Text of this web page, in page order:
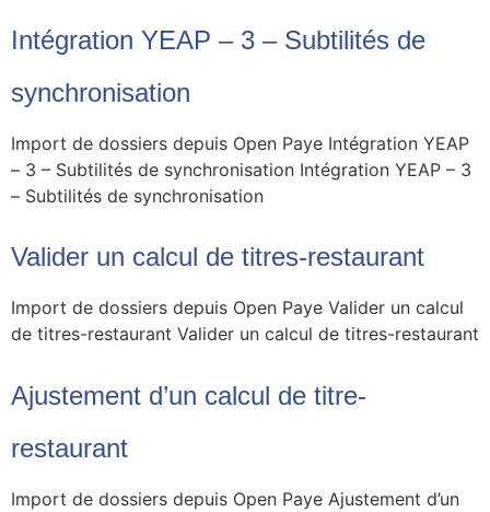
Intégration YEAP – 3 – Subtilités de
synchronisation
Import de dossiers depuis Open Paye Intégration YEAP
– 3 – Subtilités de synchronisation Intégration YEAP – 3
– Subtilités de synchronisation
Valider un calcul de titres-restaurant
Import de dossiers depuis Open Paye Valider un calcul
de titres-restaurant Valider un calcul de titres-restaurant
Ajustement d’un calcul de titre-
restaurant
Import de dossiers depuis Open Paye Ajustement d’un